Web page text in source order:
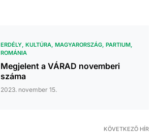
ERDÉLY KULTÚRA MAGYARORSZÁG PARTIUM
ROMÁNIA
Megjelent a VÁRAD novemberi
száma
2023. november 15.
KÖVETKEZŐ HÍR